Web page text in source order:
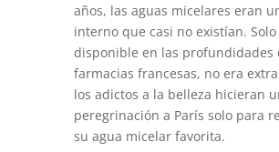
años, las aguas micelares eran
interno que casi no existían. Solo
disponible en las profundidades
farmacias francesas, no era
los adictos a la belleza hicieran
peregrinación a París solo para
su agua micelar favorita.